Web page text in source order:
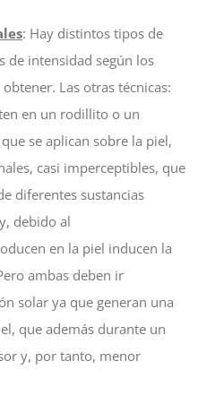
: Hay distintos tipos de
de intensidad según los
Las otras técnicas:
en un rodillito o un
se aplican sobre la piel,
casi imperceptibles, que
diferentes sustancias
debido al
en la piel inducen la
ambas deben ir
solar ya que generan una
que además durante un
y, por tanto, menor